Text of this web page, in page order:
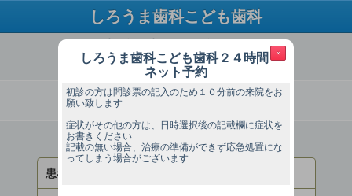
しろうま歯科こども歯科
ご不明点・疑問点はお問い合わせください
TEL：0489514639
必ずお読みください
ログインしてください
患者様番号
×
しろうま歯科こども歯科２４時間
ネット予約
初診の方は問診票の記入のため１０分前の来院をお
願い致します
症状がその他の方は、日時選択後の記載欄に症状を
お書きください
記載の無い場合、治療の準備ができず応急処置にな
ってしまう場合がございます